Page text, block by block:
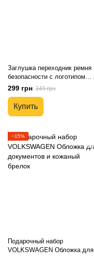
Заглушка переходник ремня
безопасности с логотипом
VOLKSWAGEN
299 грн 349 грн
Купить
−15%
Подарочный набор
VOLKSWAGEN Обложка для